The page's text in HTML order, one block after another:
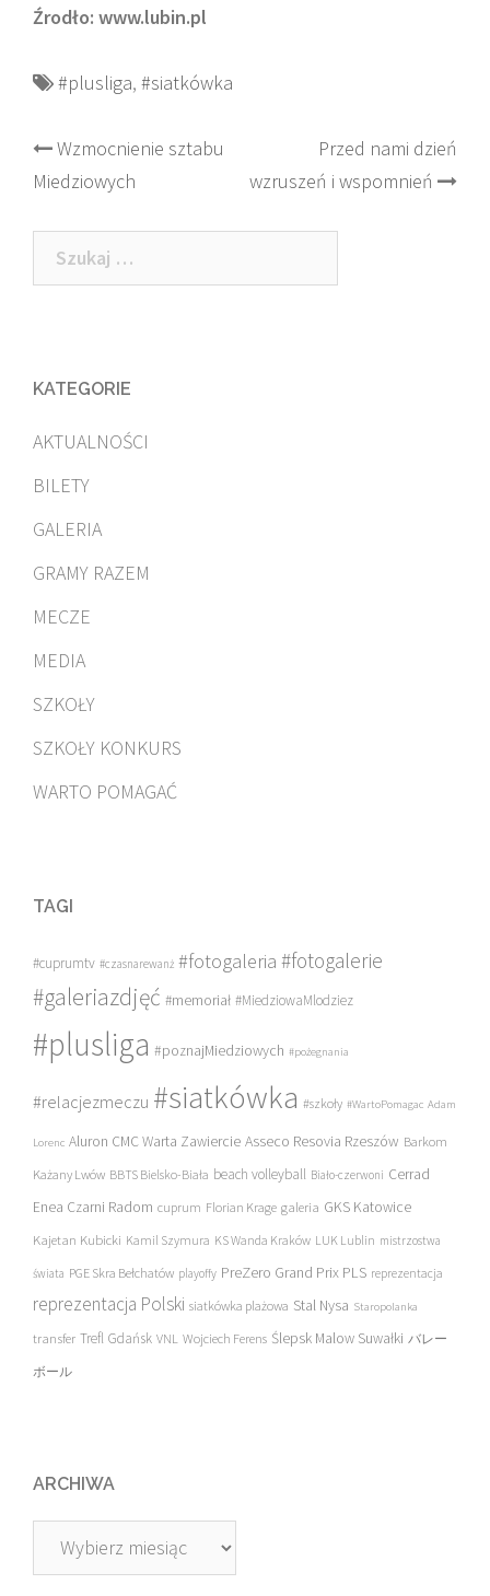
Źrodło: www.lubin.pl
#plusliga, #siatkówka
Post
navigation
Wzmocnienie sztabu
Miedziowych
Przed nami dzień
wzruszeń i wspomnień
Szukaj:
KATEGORIE
AKTUALNOŚCI
BILETY
GALERIA
GRAMY RAZEM
MECZE
MEDIA
SZKOŁY
SZKOŁY KONKURS
WARTO POMAGAĆ
TAGI
#cuprumtv #czasnarewanż #fotogaleria #fotogalerie
#galeriazdjęć #memoriał #MiedziowaMlodziez
#plusliga #poznajMiedziowych #pożegnania
#relacjezmeczu #siatkówka #szkoły #WartoPomagac Adam
Lorenc Aluron CMC Warta Zawiercie Asseco Resovia Rzeszów Barkom
Każany Lwów BBTS Bielsko-Biała beach volleyball Biało-czerwoni Cerrad
Enea Czarni Radom cuprum Florian Krage galeria GKS Katowice
Kajetan Kubicki Kamil Szymura KS Wanda Kraków LUK Lublin mistrzostwa
świata PGE Skra Bełchatów playoffy PreZero Grand Prix PLS reprezentacja
reprezentacja Polski siatkówka plażowa Stal Nysa Staropolanka
transfer Trefl Gdańsk VNL Wojciech Ferens Ślepsk Malow Suwałki バレー
ボール
ARCHIWA
Archiwa